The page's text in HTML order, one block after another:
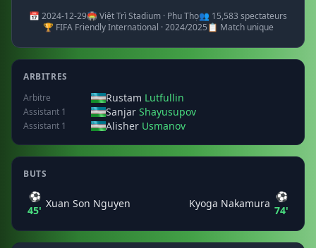
📅 2024-12-29🏟️ Việt Trì Stadium · Phu Thọ👥 15,583 spectateurs
🏆 FIFA Friendly International · 2024/2025📋 Match unique
ARBITRES
Arbitre
Rustam Lutfullin
Assistant 1 Sanjar Shayusupov
Assistant 1 Alisher Usmanov
BUTS
⚽
45'
Xuan Son Nguyen Kyoga Nakamura
⚽
74'